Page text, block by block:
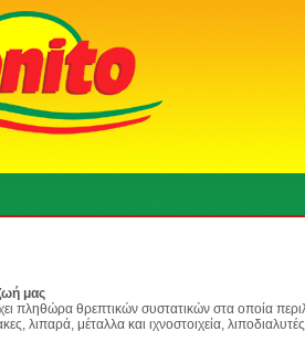
μας
πληθώρα θρεπτικών συστατικών στα οποία
λιπαρά, μέταλλα και ιχνοστοιχεία,